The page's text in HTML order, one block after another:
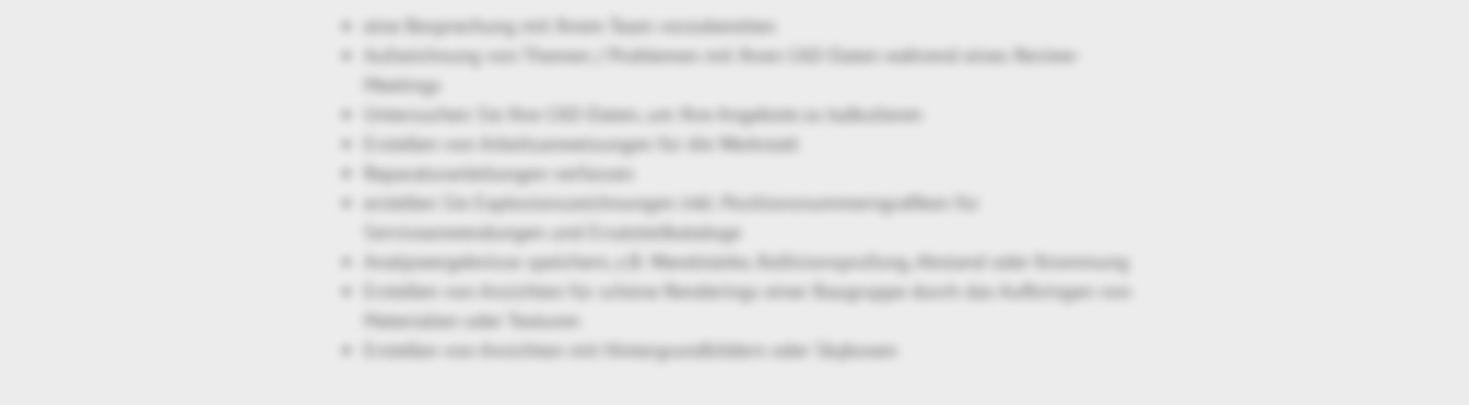
eine Besprechung mit Ihrem Team vorzubereiten
Aufzeichnung von Themen / Problemen mit Ihren CAD-Daten während eines Review-
Meetings
Untersuchen Sie Ihre CAD-Daten, um Ihre Angebote zu kalkulieren
Erstellen von Arbeitsanweisungen für die Werkstatt
Reparaturanleitungen verfassen
erstellen Sie Explosionszeichnungen inkl. Positionsnummerngrafiken für
Serviceanwendungen und Ersatzteilkataloge
Analyseergebnisse speichern, z.B. Wandstärke, Kollisionsprüfung, Abstand oder Krümmung
Erstellen von Ansichten für schöne Renderings einer Baugruppe durch das Aufbringen von
Materialien oder Texturen
Erstellen von Ansichten mit Hintergrundbildern oder Skyboxen